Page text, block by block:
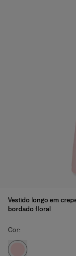
Vestido longo em
bordado floral
Cor: